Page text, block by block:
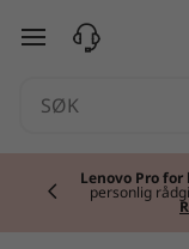
Tgå til hovedinnhold
Lenovo Pro
personlig